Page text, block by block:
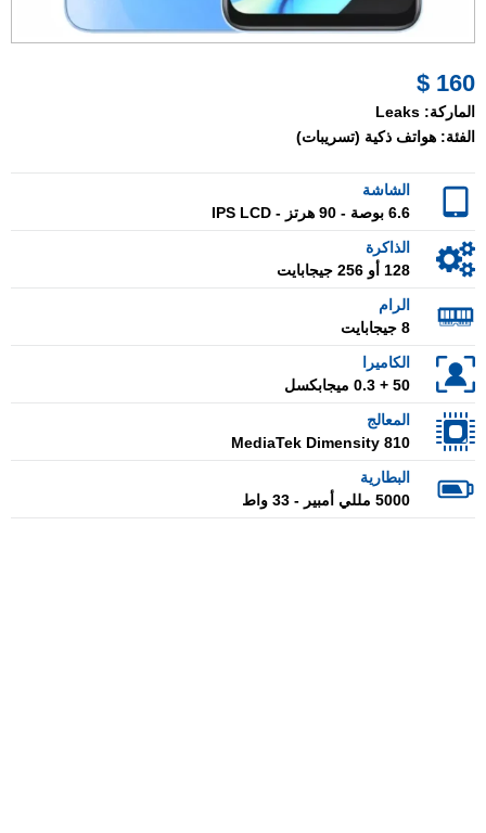
160 $
الماركة: Leaks
الفئة: هواتف ذكية (تسريبات)
الشاشة
6.6 بوصة - 90 هرتز - IPS LCD
الذاكرة
128 أو 256 جيجابايت
الرام
8 جيجابايت
الكاميرا
50 + 0.3 ميجابكسل
المعالج
MediaTek Dimensity 810
البطارية
5000 مللي أمبير - 33 واط